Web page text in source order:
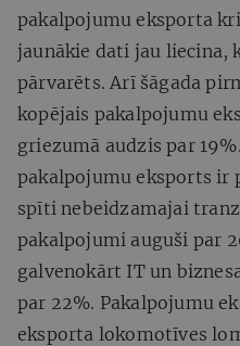
pakalpojumu eksporta
jaunākie dati jau liecina,
pārvarēts. Arī šāgada
kopējais pakalpojumu
griezumā audzis par
pakalpojumu eksports ir
spīti nebeidzamajai
pakalpojumi auguši par
galvenokārt IT un
par 22%. Pakalpojumu
eksporta lokomotīves